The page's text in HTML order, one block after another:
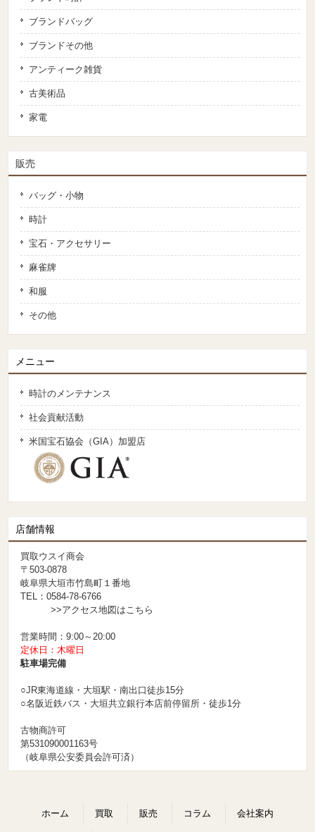
ブランドバッグ
ブランドその他
アンティーク雑貨
古美術品
家電
販売
バッグ・小物
時計
宝石・アクセサリー
麻雀牌
和服
その他
メニュー
時計のメンテナンス
社会貢献活動
米国宝石協会（GIA）加盟店
店舗情報
買取ウスイ商会
〒503-0878
岐阜県大垣市竹島町１番地
TEL：0584-78-6766
>>アクセス地図はこちら
営業時間：9:00～20:00
定休日：木曜日
駐車場完備
○JR東海道線・大垣駅・南出口徒歩15分
○名阪近鉄バス・大垣共立銀行本店前停留所・徒歩1分
古物商許可
第531090001163号
（岐阜県公安委員会許可済）
ホーム 買取 販売 コラム 会社案内